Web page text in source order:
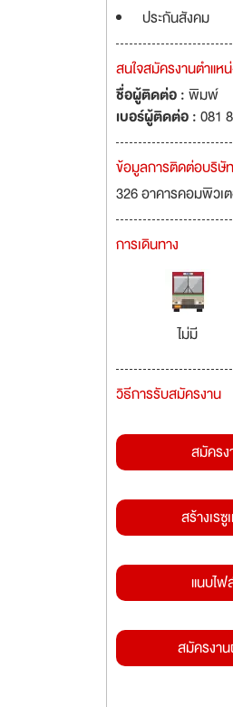
ประกันสังคม
สนใจสมัครงานตำแ
ชื่อผู้ติดต่อ :พิมพ์
เบอร์ผู้ติดต่อ :081
ข้อมูลการติดต่อบริษัท
326 อาคารคอมพิวเ
การเดินทาง
ไม่มี
วิธีการรับสมัครงาน
สมัคร
สร้างเร
แนบไ
สมัครงา